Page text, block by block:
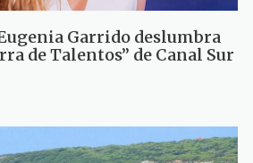
Garrido deslumbra
de Talentos” de Canal Sur